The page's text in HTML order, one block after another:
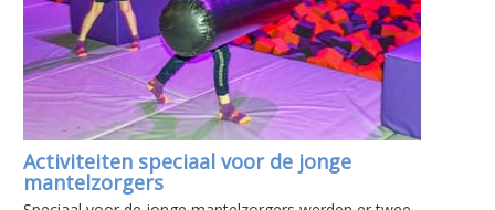
Activiteiten speciaal voor de jonge
mantelzorgers